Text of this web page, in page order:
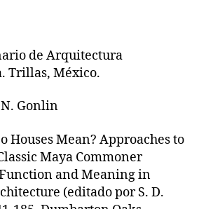
de Arquitectura
Trillas, México.
N. Gonlin
Mean? Approaches to
Maya Commoner
and Meaning in
(editado por S. D.